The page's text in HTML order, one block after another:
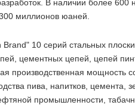
В наличии более 600
миллионов юаней.
10 серий стальных
цементных цепей, цепей
производственная мощность
пива, напитков, цемента,
промышленности,